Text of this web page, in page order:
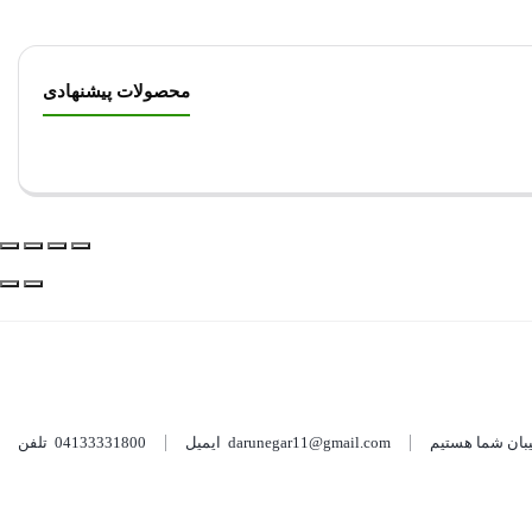
محصولات پیشنهادی
04133331800 darunegar11@gmail.com